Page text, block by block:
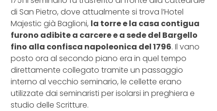
di San Pietro, dove attualmente si trova l’Hotel
Majestic già Baglioni, la torre e la casa contigua
furono adibite a carcere e a sede del Bargello
fino alla confisca napoleonica del 1796. Il vano
posto ora al secondo piano era in quel tempo
direttamente collegato tramite un passaggio
interno al vecchio seminario, le cellette erano
utilizzate dai seminaristi per isolarsi in preghiera e
studio delle Scritture.